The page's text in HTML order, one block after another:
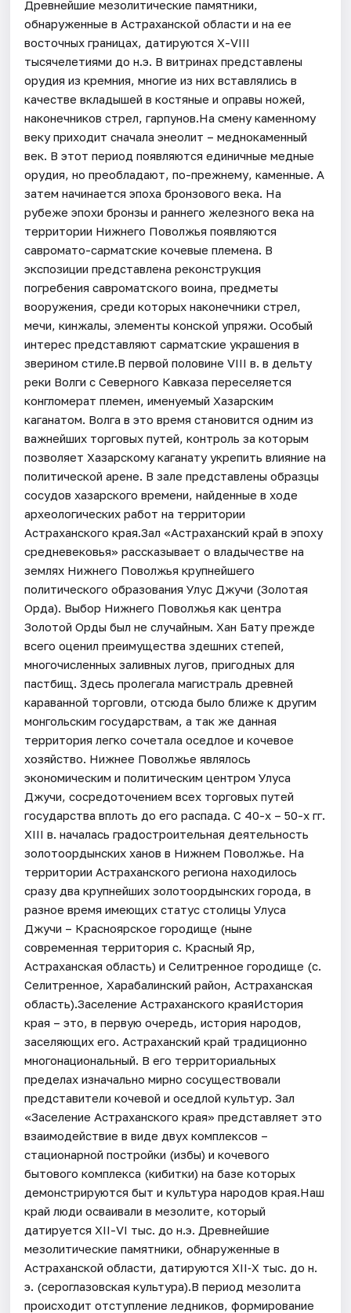
Древнейшие мезолитические памятники,
обнаруженные в Астраханской области и на ее
восточных границах, датируются Х-VIII
тысячелетиями до н.э. В витринах представлены
орудия из кремния, многие из них вставлялись в
качестве вкладышей в костяные и оправы ножей,
наконечников стрел, гарпунов.На смену каменному
веку приходит сначала энеолит – меднокаменный
век. В этот период появляются единичные медные
орудия, но преобладают, по-прежнему, каменные. А
затем начинается эпоха бронзового века. На
рубеже эпохи бронзы и раннего железного века на
территории Нижнего Поволжья появляются
савромато-сарматские кочевые племена. В
экспозиции представлена реконструкция
погребения савроматского воина, предметы
вооружения, среди которых наконечники стрел,
мечи, кинжалы, элементы конской упряжи. Особый
интерес представляют сарматские украшения в
зверином стиле.В первой половине VIII в. в дельту
реки Волги с Северного Кавказа переселяется
конгломерат племен, именуемый Хазарским
каганатом. Волга в это время становится одним из
важнейших торговых путей, контроль за которым
позволяет Хазарскому каганату укрепить влияние на
политической арене. В зале представлены образцы
сосудов хазарского времени, найденные в ходе
археологических работ на территории
Астраханского края.Зал «Астраханский край в эпоху
средневековья» рассказывает о владычестве на
землях Нижнего Поволжья крупнейшего
политического образования Улус Джучи (Золотая
Орда). Выбор Нижнего Поволжья как центра
Золотой Орды был не случайным. Хан Бату прежде
всего оценил преимущества здешних степей,
многочисленных заливных лугов, пригодных для
пастбищ. Здесь пролегала магистраль древней
караванной торговли, отсюда было ближе к другим
монгольским государствам, а так же данная
территория легко сочетала оседлое и кочевое
хозяйство. Нижнее Поволжье являлось
экономическим и политическим центром Улуса
Джучи, сосредоточением всех торговых путей
государства вплоть до его распада. С 40-х – 50-х гг.
XIII в. началась градостроительная деятельность
золотоордынских ханов в Нижнем Поволжье. На
территории Астраханского региона находилось
сразу два крупнейших золотоордынских города, в
разное время имеющих статус столицы Улуса
Джучи – Красноярское городище (ныне
современная территория с. Красный Яр,
Астраханская область) и Селитренное городище (с.
Селитренное, Харабалинский район, Астраханская
область).Заселение Астраханского краяИстория
края – это, в первую очередь, история народов,
заселяющих его. Астраханский край традиционно
многонациональный. В его территориальных
пределах изначально мирно сосуществовали
представители кочевой и оседлой культур. Зал
«Заселение Астраханского края» представляет это
взаимодействие в виде двух комплексов –
стационарной постройки (избы) и кочевого
бытового комплекса (кибитки) на базе которых
демонстрируются быт и культура народов края.Наш
край люди осваивали в мезолите, который
датируется XII-VI тыс. до н.э. Древнейшие
мезолитические памятники, обнаруженные в
Астраханской области, датируются XII‐X тыс. до н.
э. (сероглазовская культура).В период мезолита
происходит отступление ледников, формирование